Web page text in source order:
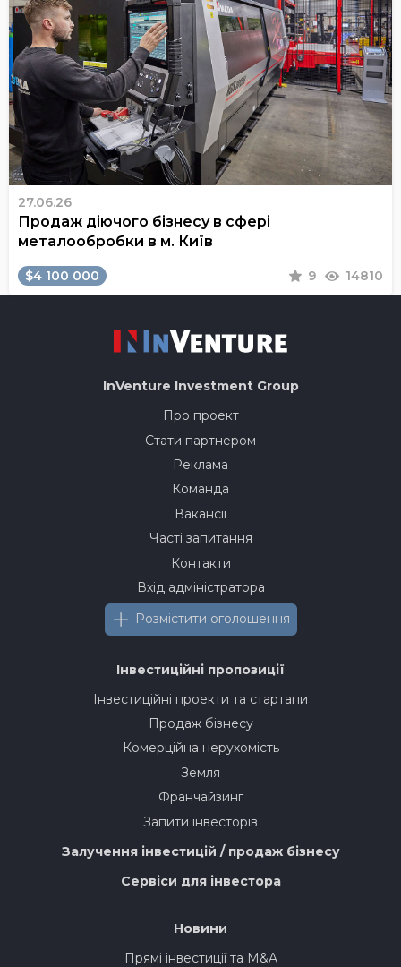
27.06.26
Продаж діючого бізнесу в сфері
металообробки в м. Київ
$4 100 000 9 14810
InVenture Investment Group
Про проект
Стати партнером
Реклама
Команда
Вакансії
Часті запитання
Контакти
Вхід адміністратора
Розмістити оголошення
Інвестиційні пропозиції
Інвестиційні проекти та стартапи
Продаж бізнесу
Комерційна нерухомість
Земля
Франчайзинг
Запити інвесторів
Залучення інвестицій / продаж бізнесу
Сервіси для інвестора
Новини
Прямі інвестиції та M&A